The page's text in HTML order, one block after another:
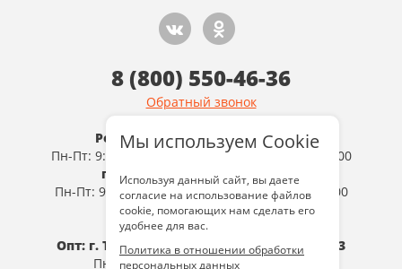
8 (800) 550-46-36
Обратный звонок
Розница: г. Тула, ул 9 Мая, д.19
Пн-Пт: 9:00-19:00, Сб: 10:00-19:00, Вс: 10:00-18:00
г. Тула , ул.Октябрьская, д.74
Пн-Пт: 9:00-19:00, Сб: 9:00-19:00, Вс: 10:00-18:00
(без выходных)
Опт: г. Тула, ул. Болдина, д. 98, к. А, оф.103
Пн-Пт: 9:00-18:00, Сб, Вс: выходной
Мы используем Cookie
Используя данный сайт, вы даете
согласие на использование файлов
cookie, помогающих нам сделать его
удобнее для вас.
Политика в отношении обработки
персональных данных